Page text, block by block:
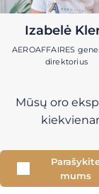
Izabelė
AEROAFFAIRES
direktorius
Mūsų oro
mums